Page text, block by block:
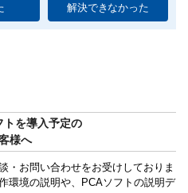
解決できなかった
トを導入予定の
様へ
・お問い合わせをお受けしておりま
環境の説明や、PCAソフトの説明デ